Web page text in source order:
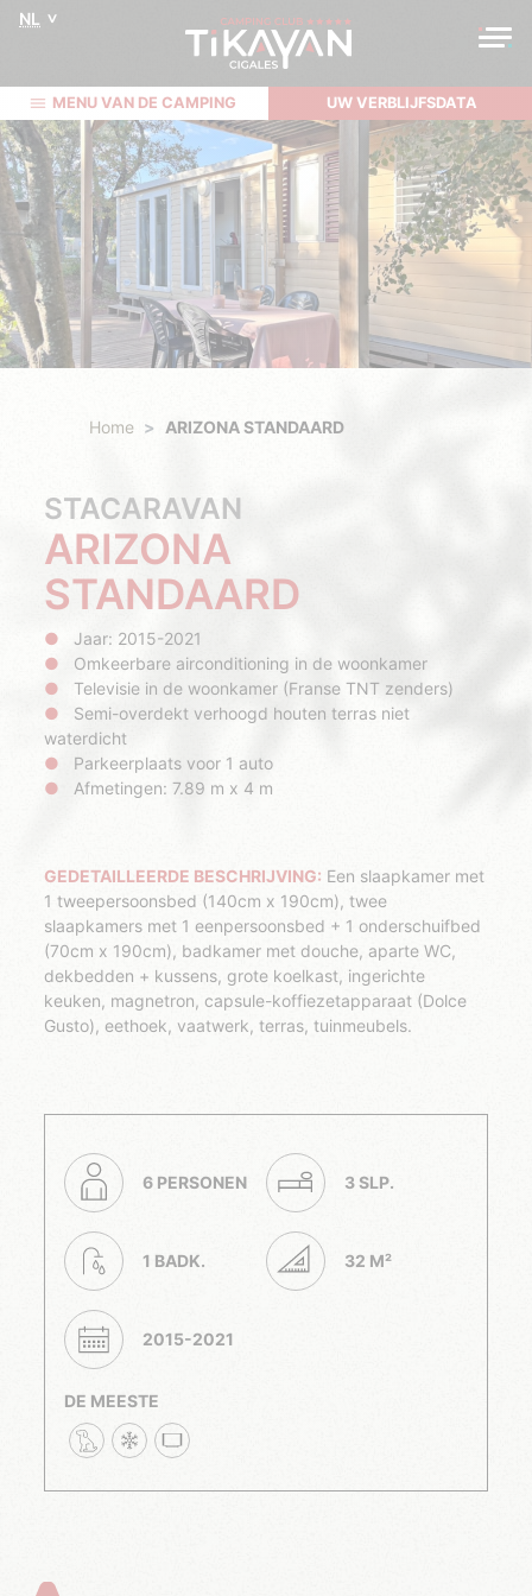
NL
MENU VAN DE CAMPING UW VERBLIJFSDATA
Home ARIZONA STANDAARD
STACARAVAN
ARIZONA
STANDAARD
Jaar: 2015-2021
Omkeerbare airconditioning in de woonkamer
Televisie in de woonkamer (Franse TNT zenders)
Semi-overdekt verhoogd houten terras niet
waterdicht
Parkeerplaats voor 1 auto
Afmetingen: 7.89 m x 4 m
GEDETAILLEERDE BESCHRIJVING: Een slaapkamer met
1 tweepersoonsbed (140cm x 190cm), twee
slaapkamers met 1 eenpersoonsbed + 1 onderschuifbed
(70cm x 190cm), badkamer met douche, aparte WC,
dekbedden + kussens, grote koelkast, ingerichte
keuken, magnetron, capsule-koffiezetapparaat (Dolce
Gusto), eethoek, vaatwerk, terras, tuinmeubels.
6 PERSONEN 3 SLP.
1 BADK. 32 M²
2015-2021
DE MEESTE